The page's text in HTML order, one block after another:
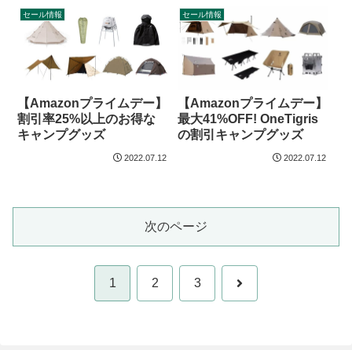
セール情報
【Amazonプライムデー】
割引率25%以上のお得な
キャンプグッズ
2022.07.12
セール情報
【Amazonプライムデー】
最大41%OFF! OneTigris
の割引キャンプグッズ
2022.07.12
次のページ
1 2 3 次